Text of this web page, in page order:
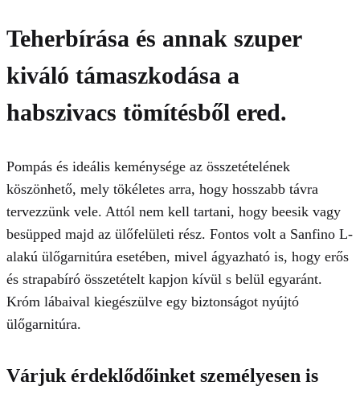
Teherbírása és annak szuper
kiváló támaszkodása a
habszivacs tömítésből ered.
Pompás és ideális keménysége az összetételének
köszönhető, mely tökéletes arra, hogy hosszabb távra
tervezzünk vele. Attól nem kell tartani, hogy beesik vagy
besüpped majd az ülőfelületi rész. Fontos volt a Sanfino L-
alakú ülőgarnitúra esetében, mivel ágyazható is, hogy erős
és strapabíró összetételt kapjon kívül s belül egyaránt.
Króm lábaival kiegészülve egy biztonságot nyújtó
ülőgarnitúra.
Várjuk érdeklődőinket személyesen is